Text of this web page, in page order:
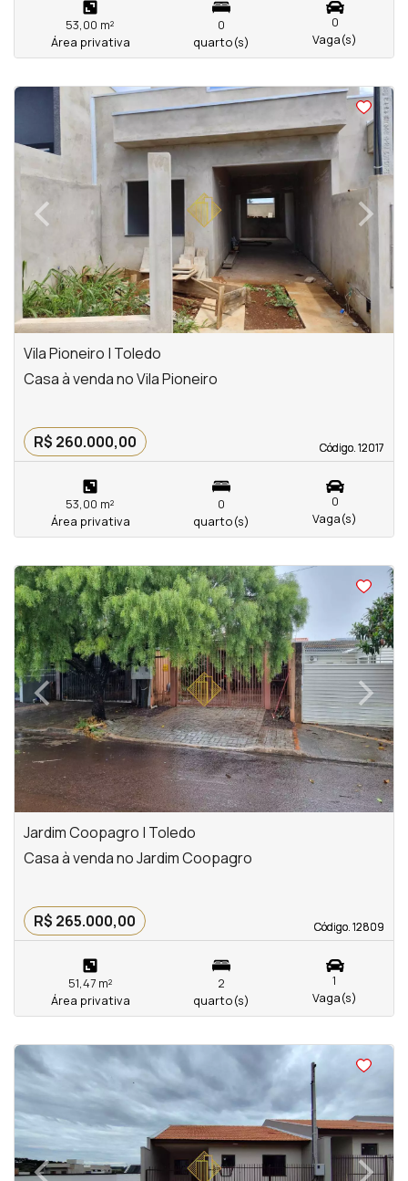
53,00 m²
Área privativa
0
quarto(s)
0
Vaga(s)
< <
‹
Previous ›
Next
Vila Pioneiro | Toledo
Código. 12017
Código. 12017
Casa à venda no Vila Pioneiro
R$ 260.000,00
53,00 m²
Área privativa
0
quarto(s)
0
Vaga(s)
<<<<
‹Previous ›
Next
Jardim Coopagro | Toledo
Código. 12809
Código. 12809
Casa à venda no Jardim Coopagro
R$ 265.000,00
51,47 m²
Área privativa
2
quarto(s)
1
Vaga(s)
< <<